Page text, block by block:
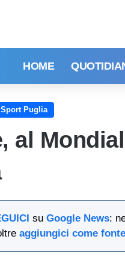
HOME
Sport Puglia
al
su Google News:
aggiungici come